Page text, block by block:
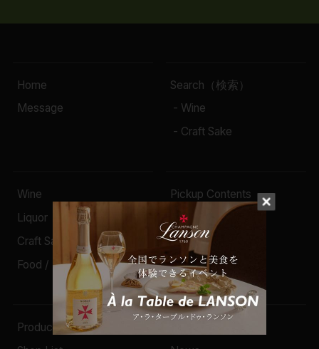
Home
Message
Search（検索）
- Wine
- Craft Sake
Wine
Liquor
Craft Sake
Food / Drink / Goods
Pickup Contents
Column
Event
Campaign
Producer